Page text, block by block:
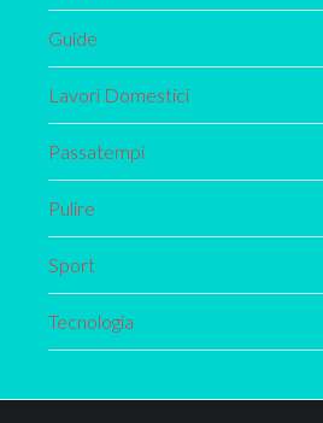
Guide
Lavori Domestici
Passatempi
Pulire
Sport
Tecnologia